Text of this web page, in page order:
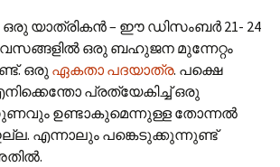
ഒരു യാത്രികന്‍ – ഈ ഡിസംബർ 21- 24
ഒരു ബഹുജന മുന്നേറ്റം
ഒരു ഏകതാ പദയാത്ര. പക്ഷെ
പ്രത്യേകിച്ച് ഒരു
ഉണ്ടാകുമെന്നുള്ള തോന്നൽ
എന്നാലും പങ്കെടുക്കുന്നുണ്ട്